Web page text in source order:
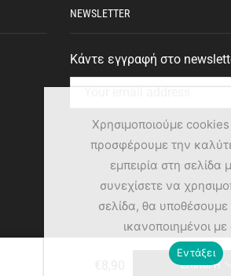
NEWSLETTER
Κάντε εγγραφή στο
ΕΠΙΛΟΓΉ
Χρησιμοποιούμε
προσφέρουμε την
εμπειρία στη σελίδα
συνεχίσετε να
σελίδα, θα υποθέσουμε
ικανοποιημένοι
Εντάξει